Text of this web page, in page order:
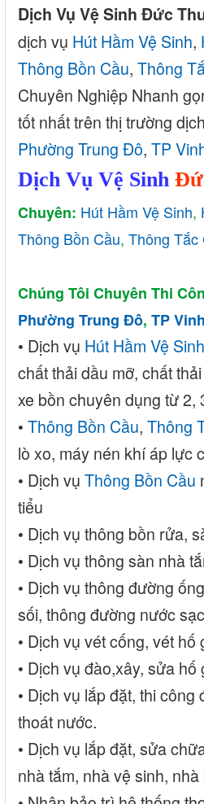
Dịch Vụ Vệ Sinh Đức
dịch vụ Hút Hầm Vệ Sinh,
Thông Bồn Cầu, Thông
Chuyên Nghiệp Nhanh
tốt nhất trên thị trường
Phường Trung Đô, TP
Dịch Vụ Vệ Sinh
Chuyên: Hút Hầm Vệ Sinh,
Thông Bồn Cầu, Thông Tắc
Chúng Tôi Chuyên Thi
Phường Trung Đô, TP Vinh
• Dịch vụ Hút Hầm Vệ Sinh
chất thải dầu mỡ, chất
xe bồn chuyên dụng từ 2,
• Thông Bồn Cầu, Thông
lò xo, máy nén khí áp lực
• Dịch vụ Thông Bồn Cầu
tiểu
• Dịch vụ thông bồn rửa,
• Dịch vụ thông sàn nhà
• Dịch vụ thông đường
sối, thông đường nước
• Dịch vụ vét cống, vét hố
• Dịch vụ đào,xây, sửa hố
• Dịch vụ lắp đặt, thi
thoát nước.
• Dịch vụ lắp đặt, sửa
nhà tắm, nhà vệ sinh,